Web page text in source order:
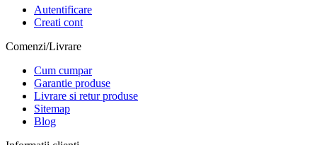
Autentificare
Creati cont
Comenzi/Livrare
Cum cumpar
Garantie produse
Livrare si retur produse
Sitemap
Blog